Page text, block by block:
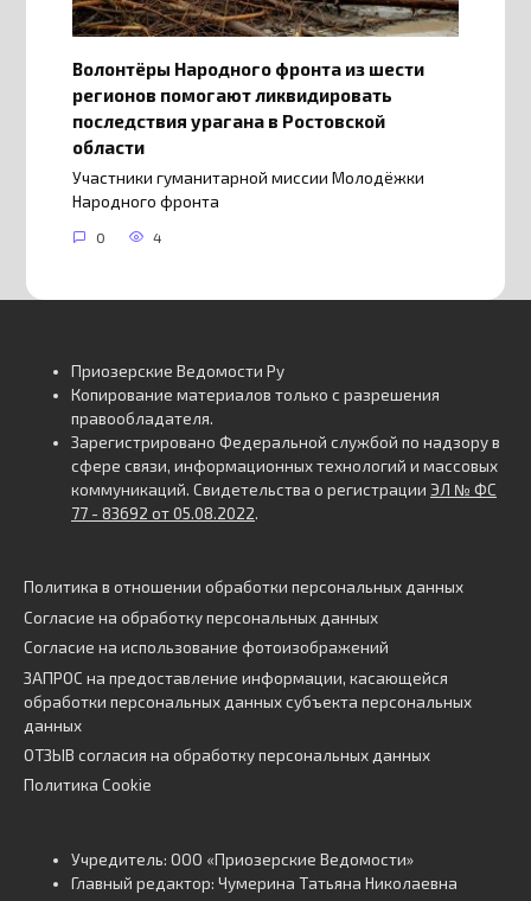
Волонтёры Народного фронта из шести
регионов помогают ликвидировать
последствия урагана в Ростовской
области
Участники гуманитарной миссии Молодёжки
Народного фронта
0 4
Приозерские Ведомости Ру
Копирование материалов только с разрешения
правообладателя.
Зарегистрировано Федеральной службой по надзору в
сфере связи, информационных технологий и массовых
коммуникаций. Свидетельства о регистрации ЭЛ № ФС
77 - 83692 от 05.08.2022.
Политика в отношении обработки персональных данных
Согласие на обработку персональных данных
Согласие на использование фотоизображений
ЗАПРОС на предоставление информации, касающейся
обработки персональных данных субъекта персональных
данных
ОТЗЫВ согласия на обработку персональных данных
Политика Cookie
Учредитель: ООО «Приозерские Ведомости»
Главный редактор: Чумерина Татьяна Николаевна